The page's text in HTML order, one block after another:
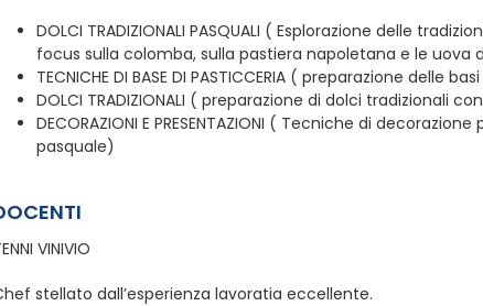
DOLCI TRADIZIONALI PASQUALI ( Esplorazione delle
focus sulla colomba, sulla pastiera napoletana e le uova
TECNICHE DI BASE DI PASTICCERIA ( preparazione delle
DOLCI TRADIZIONALI ( preparazione di dolci tradizionali
DECORAZIONI E PRESENTAZIONI ( Tecniche di
pasquale)
VINIVIO
stellato dall’esperienza lavoratia eccellente.